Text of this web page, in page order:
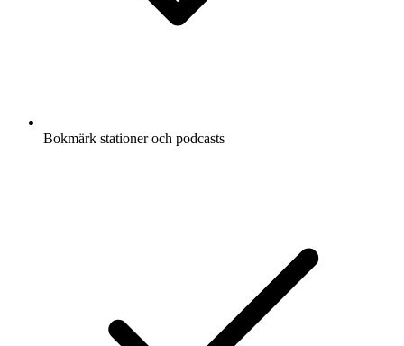
Bokmärk stationer och podcasts